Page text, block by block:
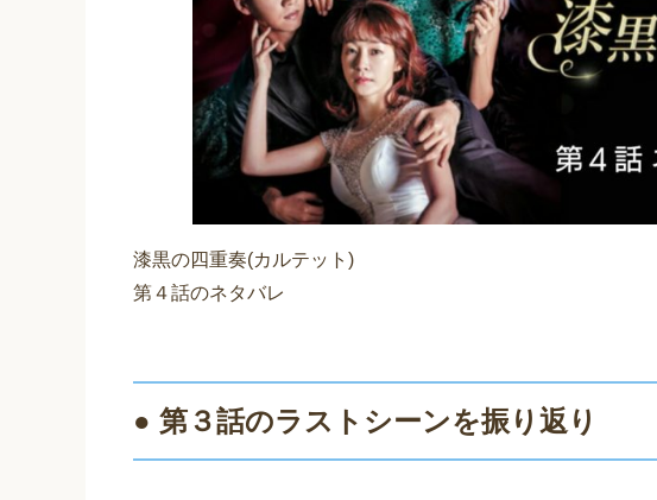
漆黒の四重奏(カルテット)
第４話のネタバレ
● 第３話のラストシーンを振り返り